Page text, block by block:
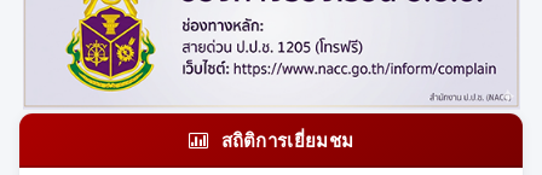
สถิติการเยี่ยมชม